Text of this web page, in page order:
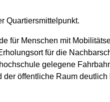
Quartiersmittelpunkt.
für Menschen mit
für die
gelegene
öffentliche Raum deutlich